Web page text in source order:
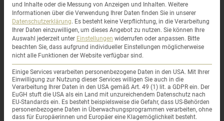
Frau Martin gab uns für unser neues zu Hause
wertvolle Tipps. Innerhalb Sekunden hat sie uns
grandiose Ideen zur Um- oder Neugestaltung
aufgezeigt. Diese haben wir nach Ihrem Besuch
umgesetzt und sind einfach begeistert!
Ein großes Dankeschön auch an Ihre nette,
freundliche und kompetente Art.
und Inhalte oder die Messung von Anzeigen und Inhalten. Weitere
Informationen über die Verwendung Ihrer Daten finden Sie in unserer
Datenschutzerklärung. Es besteht keine Verpflichtung, in die Verarbeitung
Ihrer Daten einzuwilligen, um dieses Angebot zu nutzen. Sie können Ihre
Auswahl jederzeit unter Einstellungen widerrufen oder anpassen. Bitte
beachten Sie, dass aufgrund individueller Einstellungen möglicherweise
nicht alle Funktionen der Website verfügbar sind.
Einige Services verarbeiten personenbezogene Daten in den USA. Mit Ihrer
Einwilligung zur Nutzung dieser Services willigen Sie auch in die
Verarbeitung Ihrer Daten in den USA gemäß Art. 49 (1) lit. a GDPR ein. Der
EuGH stuft die USA als ein Land mit unzureichendem Datenschutz nach
EU-Standards ein. Es besteht beispielsweise die Gefahr, dass US-Behörden
personenbezogene Daten in Überwachungsprogrammen verarbeiten, ohne
dass für Europäerinnen und Europäer eine Klagemöglichkeit besteht.